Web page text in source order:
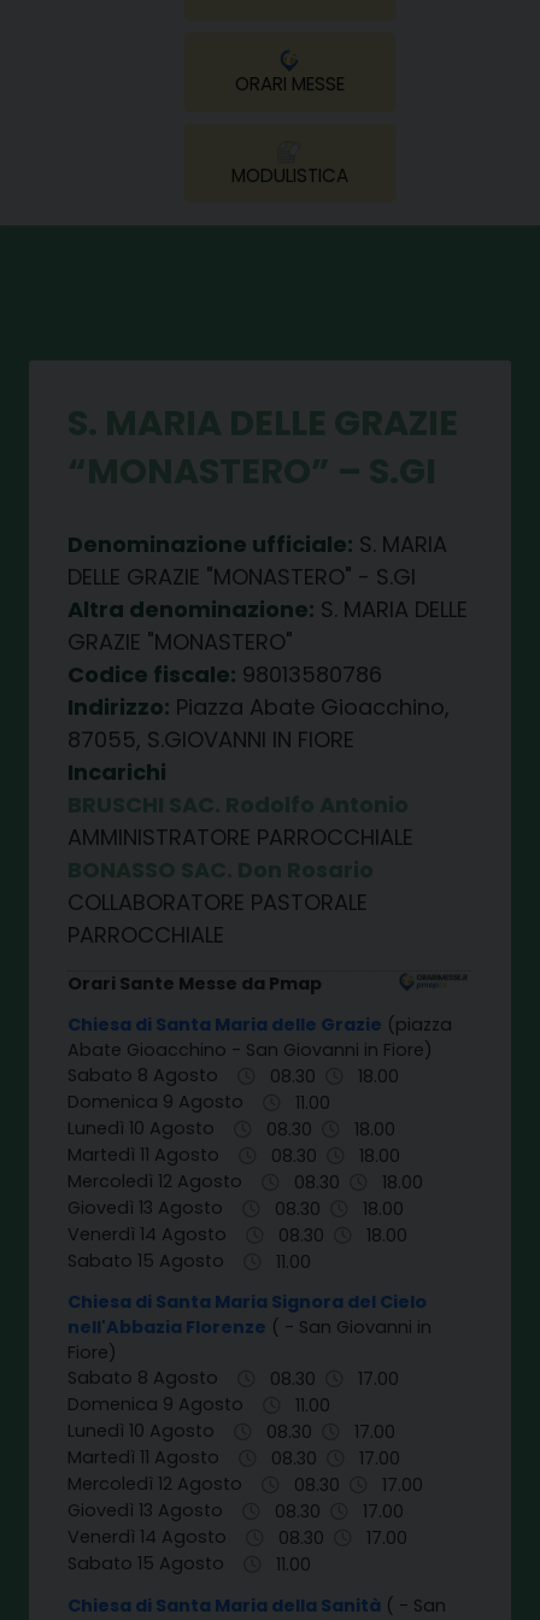
ORARI MESSE
MODULISTICA
Denominazione ufficiale: S. MARIA
DELLE GRAZIE "MONASTERO" - S.GI
Altra denominazione: S. MARIA DELLE
GRAZIE "MONASTERO"
Codice fiscale: 98013580786
Indirizzo: Piazza Abate Gioacchino,
87055, S.GIOVANNI IN FIORE
Incarichi
AMMINISTRATORE PARROCCHIALE
COLLABORATORE PASTORALE
PARROCCHIALE
Orari Sante Messe da Pmap
Chiesa di Santa Maria delle Grazie (piazza
Abate Gioacchino - San Giovanni in Fiore)
Sabato 8 Agosto
08.30
18.00
Domenica 9 Agosto
11.00
Lunedì 10 Agosto
08.30
18.00
Martedì 11 Agosto
08.30
18.00
Mercoledì 12 Agosto
08.30
18.00
Giovedì 13 Agosto
08.30
18.00
Venerdì 14 Agosto
08.30
18.00
Sabato 15 Agosto
11.00
Chiesa di Santa Maria Signora del Cielo
nell'Abbazia Florenze ( - San Giovanni in
Fiore)
Sabato 8 Agosto
08.30
17.00
Domenica 9 Agosto
11.00
Lunedì 10 Agosto
08.30
17.00
Martedì 11 Agosto
08.30
17.00
Mercoledì 12 Agosto
08.30
17.00
Giovedì 13 Agosto
08.30
17.00
Venerdì 14 Agosto
08.30
17.00
Sabato 15 Agosto
11.00
Chiesa di Santa Maria della Sanità ( - San